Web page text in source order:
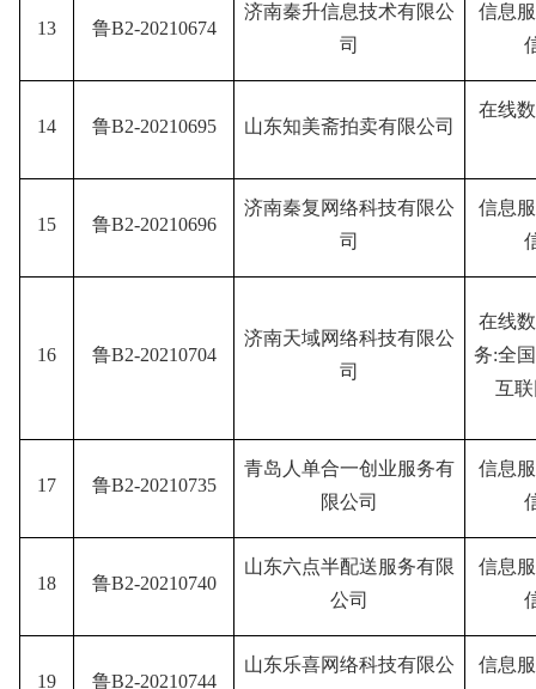
13 鲁B2-20210674
济南秦升信息技术有限公
司
信息
14 鲁B2-20210695 山东知美斋拍卖有限公司
在线
15 鲁B2-20210696
济南秦复网络科技有限公
司
信息
16 鲁B2-20210704
济南天域网络科技有限公
司
在线
务:全
互
17 鲁B2-20210735
青岛人单合一创业服务有
限公司
信息
18 鲁B2-20210740
山东六点半配送服务有限
公司
信息
19 鲁B2-20210744
山东乐喜网络科技有限公
信息